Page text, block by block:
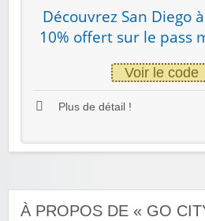
Découvrez San Diego
10% offert sur le pass
Voir le code
Plus de détail !
À PROPOS DE « GO